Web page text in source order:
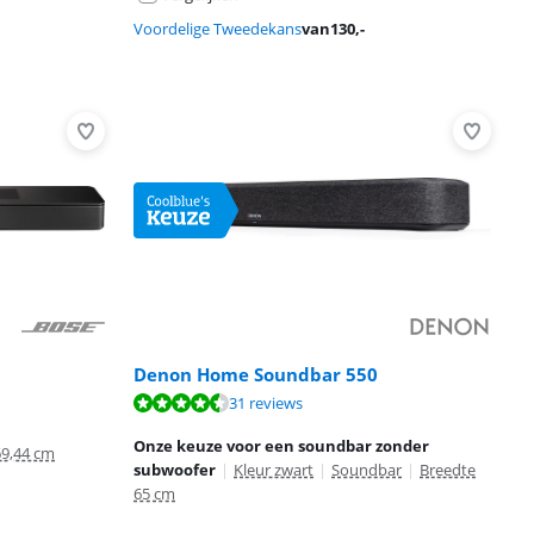
Voordelige Tweedekansvan130,-
cm
Denon Home Soundbar 550
31 reviews
Onze keuze voor een soundbar zonder
subwoofer | Kleur zwart | Soundbar | Breedte
65 cm